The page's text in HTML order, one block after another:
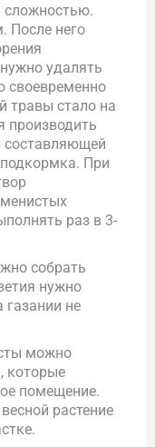
сложностью.
После него
удалять
своевременно
травы стало на
производить
составляющей
При
раз в 3-
собрать
нужно
газании не
можно
которые
помещение.
растение